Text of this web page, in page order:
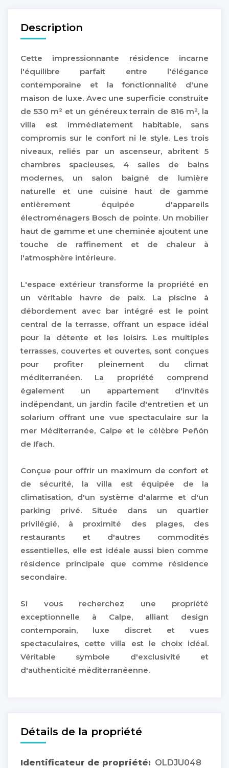
Description
Cette impressionnante résidence incarne
l'équilibre parfait entre l'élégance
contemporaine et la fonctionnalité d'une
maison de luxe. Avec une superficie construite
de 530 m² et un généreux terrain de 816 m², la
villa est immédiatement habitable, sans
compromis sur le confort ni le style. Les trois
niveaux, reliés par un ascenseur, abritent 5
chambres spacieuses, 4 salles de bains
modernes, un salon baigné de lumière
naturelle et une cuisine haut de gamme
entièrement équipée d'appareils
électroménagers Bosch de pointe. Un mobilier
haut de gamme et une cheminée ajoutent une
touche de raffinement et de chaleur à
l'atmosphère intérieure.
L'espace extérieur transforme la propriété en
un véritable havre de paix. La piscine à
débordement avec bar intégré est le point
central de la terrasse, offrant un espace idéal
pour la détente et les loisirs. Les multiples
terrasses, couvertes et ouvertes, sont conçues
pour profiter pleinement du climat
méditerranéen. La propriété comprend
également un appartement d'invités
indépendant, un jardin facile d'entretien et un
solarium offrant une vue spectaculaire sur la
mer Méditerranée, Calpe et le célèbre Peñón
de Ifach.
Conçue pour offrir un maximum de confort et
de sécurité, la villa est équipée de la
climatisation, d'un système d'alarme et d'un
parking privé. Située dans un quartier
privilégié, à proximité des plages, des
restaurants et d'autres commodités
essentielles, elle est idéale aussi bien comme
résidence principale que comme résidence
secondaire.
Si vous recherchez une propriété
exceptionnelle à Calpe, alliant design
contemporain, luxe discret et vues
spectaculaires, cette villa est le choix idéal.
Véritable symbole d'exclusivité et
d'authenticité méditerranéenne.
Détails de la propriété
Identificateur de propriété: OLDJU048